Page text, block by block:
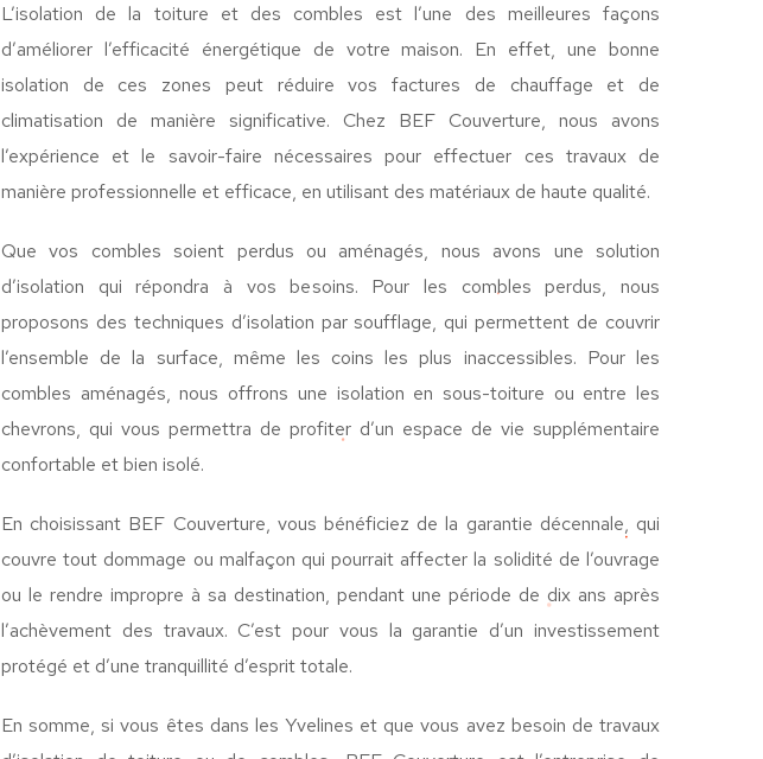
L’isolation de la toiture et des combles est l’une des meilleures façons
d’améliorer l’efficacité énergétique de votre maison. En effet, une bonne
isolation de ces zones peut réduire vos factures de chauffage et de
climatisation de manière significative. Chez BEF Couverture, nous avons
l’expérience et le savoir-faire nécessaires pour effectuer ces travaux de
manière professionnelle et efficace, en utilisant des matériaux de haute qualité.
Que vos combles soient perdus ou aménagés, nous avons une solution
d’isolation qui répondra à vos besoins. Pour les combles perdus, nous
proposons des techniques d’isolation par soufflage, qui permettent de couvrir
l’ensemble de la surface, même les coins les plus inaccessibles. Pour les
combles aménagés, nous offrons une isolation en sous-toiture ou entre les
chevrons, qui vous permettra de profiter d’un espace de vie supplémentaire
confortable et bien isolé.
En choisissant BEF Couverture, vous bénéficiez de la garantie décennale, qui
couvre tout dommage ou malfaçon qui pourrait affecter la solidité de l’ouvrage
ou le rendre impropre à sa destination, pendant une période de dix ans après
l’achèvement des travaux. C’est pour vous la garantie d’un investissement
protégé et d’une tranquillité d’esprit totale.
En somme, si vous êtes dans les Yvelines et que vous avez besoin de travaux